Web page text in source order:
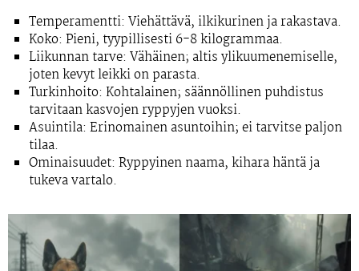
Temperamentti: Viehättävä, ilkikurinen ja rakastava.
Koko: Pieni, tyypillisesti 6-8 kilogrammaa.
Liikunnan tarve: Vähäinen; altis ylikuumenemiselle,
joten kevyt leikki on parasta.
Turkinhoito: Kohtalainen; säännöllinen puhdistus
tarvitaan kasvojen ryppyjen vuoksi.
Asuintila: Erinomainen asuntoihin; ei tarvitse paljon
tilaa.
Ominaisuudet: Ryppyinen naama, kihara häntä ja
tukeva vartalo.